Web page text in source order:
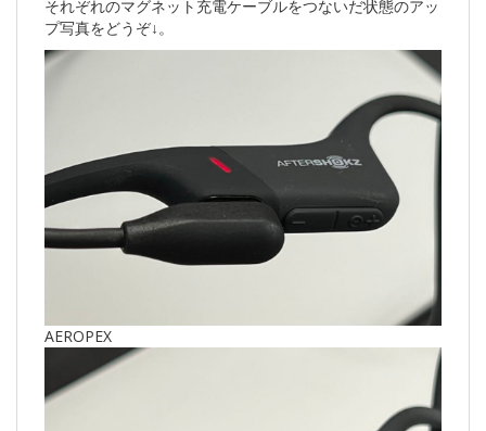
それぞれのマグネット充電ケーブルをつないだ状態のアッ
プ写真をどうぞ↓。
AEROPEX